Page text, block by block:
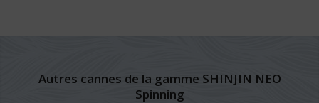
Autres cannes de la gamme SHINJIN NEO
Spinning